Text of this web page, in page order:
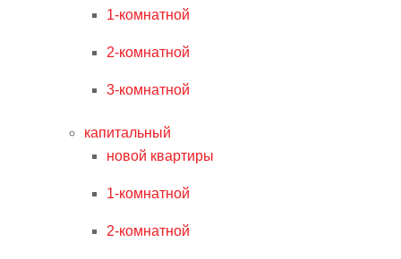
1-комнатной
2-комнатной
3-комнатной
капитальный
новой квартиры
1-комнатной
2-комнатной